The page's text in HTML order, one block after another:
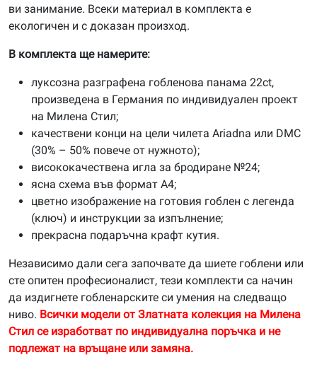
ви занимание. Всеки материал в комплекта е
екологичен и с доказан произход.
В комплекта ще намерите:
луксозна разграфена гобленова панама 22ct,
произведена в Германия по индивидуален проект
на Милена Стил;
качествени конци на цели чилета Ariadna или DMC
(30% – 50% повече от нужното);
висококачествена игла за бродиране №24;
ясна схема във формат А4;
цветно изображение на готовия гоблен с легенда
(ключ) и инструкции за изпълнение;
прекрасна подаръчна крафт кутия.
Независимо дали сега започвате да шиете гоблени или
сте опитен професионалист, тези комплекти са начин
да издигнете гобленарските си умения на следващо
ниво. Всички модели от Златната колекция на Милена
Стил се изработват по индивидуална поръчка и не
подлежат на връщане или замяна.